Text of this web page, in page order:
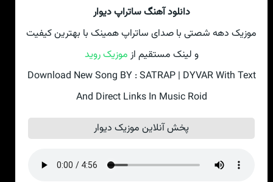
دانلود آهنگ ساتراپ دیوار
موزیک دهه شصتی با صدای ساتراپ همینک با بهترین کیفیت
و لینک مستقیم از موزیک روید
Download New Song BY : SATRAP | DYVAR With Text
And Direct Links In Music Roid
پخش آنلاین موزیک دیوار